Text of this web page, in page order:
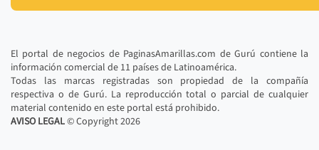
El portal de negocios de PaginasAmarillas.com de Gurú contiene la
información comercial de 11 países de Latinoamérica.
Todas las marcas registradas son propiedad de la compañía
respectiva o de Gurú. La reproducción total o parcial de cualquier
material contenido en este portal está prohibido.
AVISO LEGAL© Copyright2026